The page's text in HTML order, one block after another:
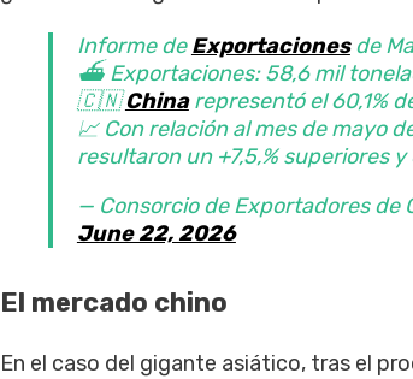
Informe deExportacionesde
⛴️ Exportaciones: 58,6 mil
🇨🇳Chinarepresentó el 60,1%
📈 Con relación al mes de mayo
resultaron un +7,5,% superiores
— Consorcio de Exportadores de
June 22, 2026
El mercado chino
En el caso del gigante asiático, tras el